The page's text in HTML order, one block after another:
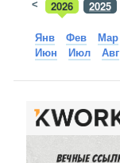
2026 2025
<
Янв Фев Мар
Июн
Июл Авг